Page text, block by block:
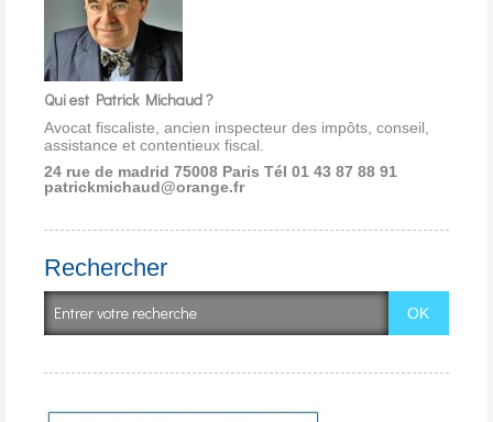
Qui est Patrick Michaud ?
Avocat fiscaliste, ancien inspecteur des impôts, conseil,
assistance et contentieux fiscal.
24 rue de madrid 75008 Paris Tél 01 43 87 88 91
patrickmichaud@orange.fr
Rechercher